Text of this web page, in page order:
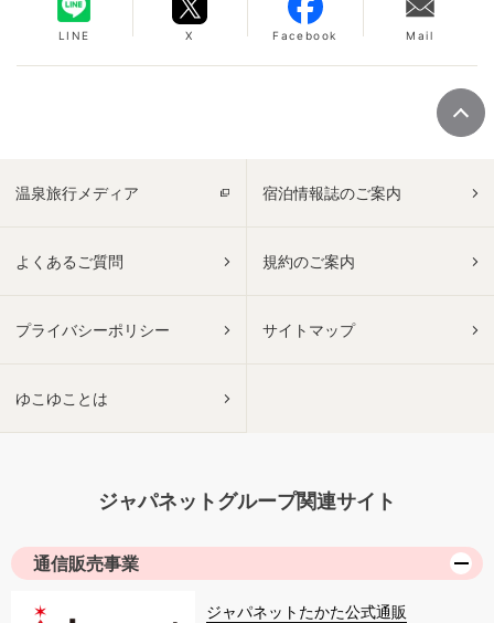
LINE X Facebook Mail
温泉旅行メディア 宿泊情報誌のご案内
よくあるご質問 規約のご案内
プライバシーポリシー サイトマップ
ゆこゆことは
ジャパネットグループ関連サイト
通信販売事業
ジャパネットたかた公式通販